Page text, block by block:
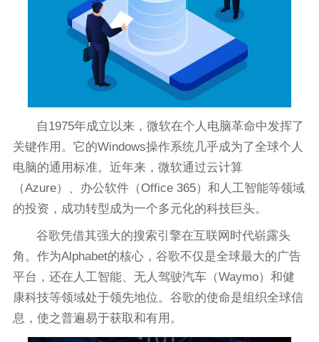
自1975年成立以来，微软在个人电脑革命中发挥了
关键作用。它的Windows操作系统几乎成为了全球个人
电脑的通用标准。近年来，微软通过云计算
（Azure）、办公软件（Office 365）和人工智能等领域
的投资，成功转型成为一个多元化的科技巨头。
谷歌凭借其强大的搜索引擎在互联网时代崭露头
角。作为Alphabet的核心，谷歌不仅是全球最大的广告
平台，还在人工智能、无人驾驶汽车（Waymo）和健
康科技等领域处于领先地位。谷歌的使命是组织全球信
息，使之普遍易于获取和有用。